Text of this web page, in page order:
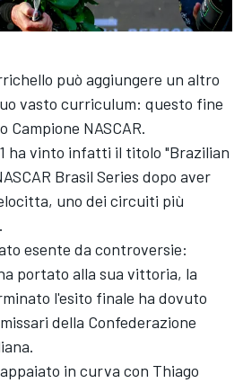
può aggiungere un altro
vasto curriculum: questo fine
NASCAR.
ha vinto infatti il titolo "Brazilian
Brasil Series dopo aver
uno dei circuiti più
esente da controversie:
portato alla sua vittoria, la
l'esito finale ha dovuto
della Confederazione
in curva con Thiago